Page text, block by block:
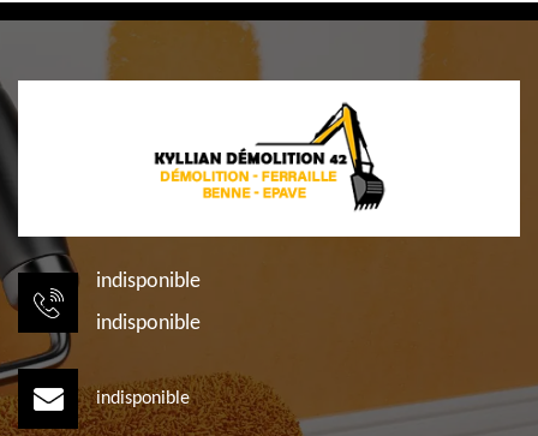
indisponible
indisponible
indisponible